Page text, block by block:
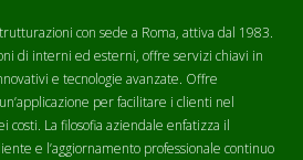
con sede a Roma, attiva dal 1983.
di interni ed esterni, offre servizi chiavi in
e tecnologie avanzate. Offre
per facilitare i clienti nel
La filosofia aziendale enfatizza il
e l’aggiornamento professionale continuo